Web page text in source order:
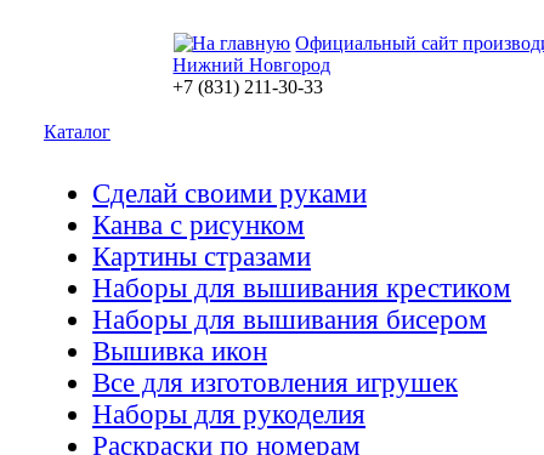
Официальный сайт
Нижний Новгород
+7 (831) 211-30-33
Каталог
Сделай своими руками
Канва с рисунком
Картины стразами
Наборы для вышивания крестиком
Наборы для вышивания бисером
Вышивка икон
Все для изготовления игрушек
Наборы для рукоделия
Раскраски по номерам